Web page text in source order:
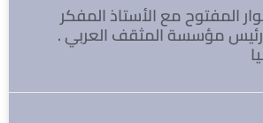
المفتوح مع الأستاذ المفكر
رئيس مؤسسة المثقف العربي .